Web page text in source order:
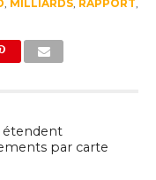
, MILLIARDS, RAPPORT,
étendent
par carte